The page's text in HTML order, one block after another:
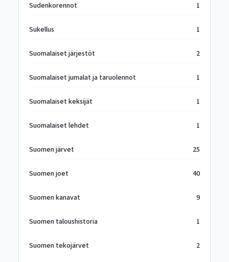
Sudenkorennot 1
Sukellus 1
Suomalaiset järjestöt 2
Suomalaiset jumalat ja taruolennot 1
Suomalaiset keksijät 1
Suomalaiset lehdet 1
Suomen järvet 25
Suomen joet 40
Suomen kanavat 9
Suomen taloushistoria 1
Suomen tekojärvet 2